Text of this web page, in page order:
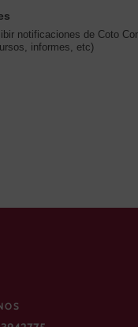
notificaciones de Coto
informes, etc)